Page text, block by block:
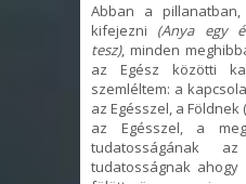
Abban a
kifejezni (Anya egy
tesz), minden
az Egész közötti
szemléltem: a
az Egésszel, a
az Egésszel, a
tudatosságának
tudatosságnak